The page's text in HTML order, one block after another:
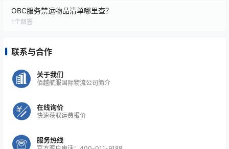
加速新产品上市
试周期从2周压缩至3天，抢占市场先机。
精准路由减少碳排放（如点对点直飞避免中转），
💎总结：OBC在供应链管理中的不可替代性
OBC服务禁运物品清单哪里查？
1 个回答
联系与合作
关于我们
佰越航服国际物流公司简介
在线询价
快速获取运费报价
服务热线